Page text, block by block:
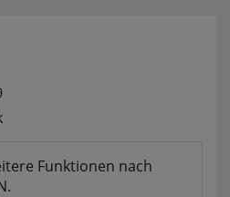
Funktionen nach
die Cookie-Einstellungen
Cookie Box von
ausgewählt wurden.